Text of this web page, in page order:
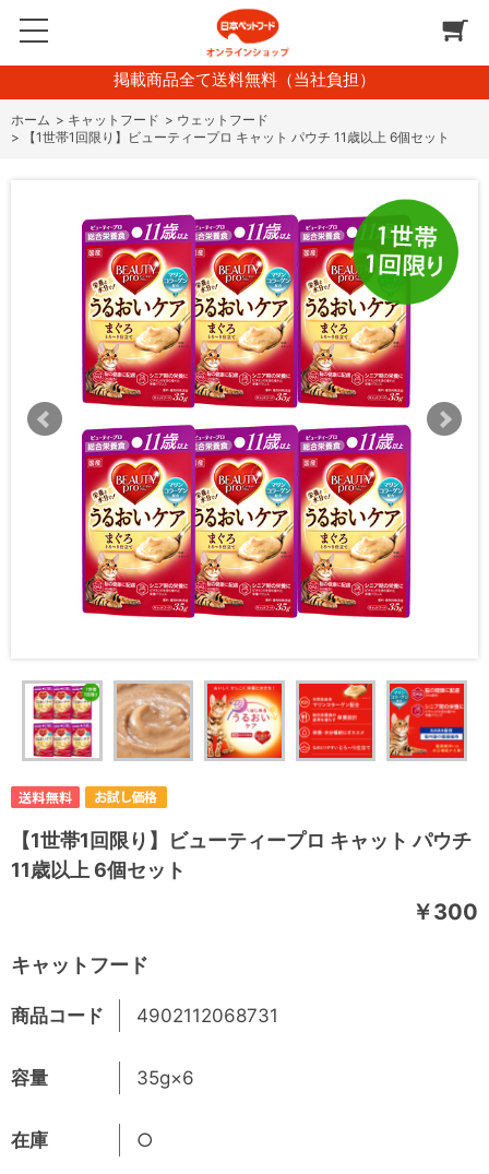
掲載商品全て送料無料（当社負担）
ホーム > キャットフード > ウェットフード
>
【1世帯1回限り】ビューティープロ キャット パウチ 11歳以上 6個セット
【1世帯1回限り】ビューティープロ キャット パウチ
11歳以上 6個セット
キャットフード
￥300
商品コード 4902112068731
容量 35g×6
在庫 ○